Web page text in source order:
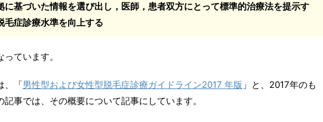
に基づいた情報を選び出し，医師，患者双方にとって標準的治療法を提示す
毛症診療水準を向上する
ています。
、「男性型および女性型脱毛症診療ガイドライン2017 年版 」と、2017年のも
記事では、その概要について記事にしています。